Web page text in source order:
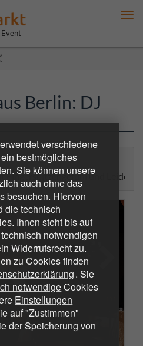
verschiedene
bestmögliches
Sie können unsere
auch ohne das
besuchen. Hiervon
die technisch
Ihnen steht bis auf
notwendigen
Widerrufsrecht zu.
zu Cookies finden
. Sie
notwendigeCookies
Einstellungen
auf "Zustimmen"
der Speicherung von
Event
Berlin: DJ
Fingerspitzengefühl und